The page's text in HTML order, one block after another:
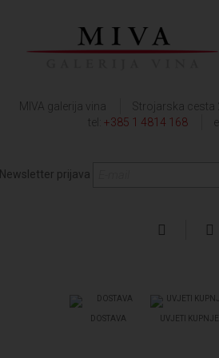
MIVA galerija vina Strojarska cesta
tel: +385 1 4814 168
Newsletter prijava
DOSTAVA UVJETI KUPNJE